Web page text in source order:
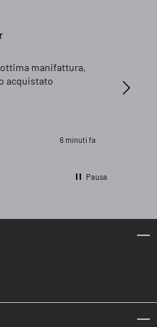
manifattura,
acquistato
6 minuti fa
mia
La
Pausa